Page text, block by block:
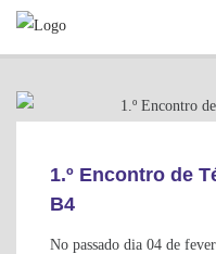
Skip
1.º Encontro de
B4
No passado dia 04 de